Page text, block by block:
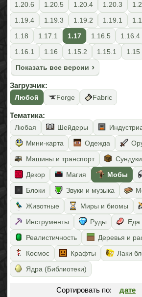
1.20.6
1.20.5 1.20.4 1.20.3
1.19.4
1.19.3 1.19.2 1.19.1
1.18
1.17.1 1.17 1.16.5 1.16.4
1.16.1
1.16 1.15.2 1.15.1
1.15
Показать все версии
Загрузчик:
Любой Forge Fabric
Тематика:
Любая Шейдеры
Мини-карта
Одежда
Машины и транспорт
Декор
Магия Мобы
Блоки
Звуки и музыка
Животные
Миры и биомы
Инструменты
Руды
Еда
Реалистичность
Деревья и
Космос
Крафты
Лаки
Ядра (Библиотеки)
Сортировать по: дате